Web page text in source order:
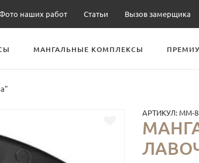
наших работ Статьи Вызов замерщика
МАНГАЛЬНЫЕ КОМПЛЕКСЫ
АРТИКУЛ: ММ-